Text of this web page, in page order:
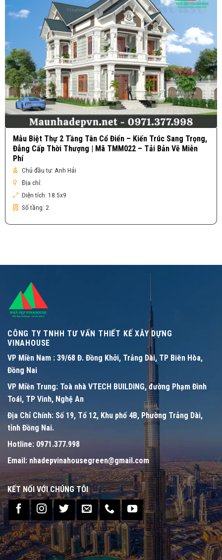
Mẫu Biệt Thự 2 Tầng Tân Cổ Điển – Kiến Trúc Sang Trọng,
Đẳng Cấp Thời Thượng | Mã TMM022 – Tải Bản Vẽ Miễn
Phí
Chủ đầu tư: Anh Hải
Địa chỉ:
Diện tích: 18.5x9
Số tầng: 2
CÔNG TY TNHH TƯ VẤN THIẾT KẾ XÂY DỰNG
VINAHOUSE
VP Miền Nam : 39/68 Đ. Đồng Khởi, Trảng Dài, TP Biên Hòa,
Đồng Nai
VP Miền Trung: Toà nhà VTECH BUILDING, đường Phạm Đình
Toái, TP Vinh, Nghệ An
Địa Chỉ Chính: Số 19, Tổ 12, Khu phố 4B, Phường Trảng Dài,
tỉnh Đồng Nai.
Hotline: 0971.377.998
Email: nhadepvinahousegreen@gmail.com
KẾT NỐI VỚI CHÚNG TÔI